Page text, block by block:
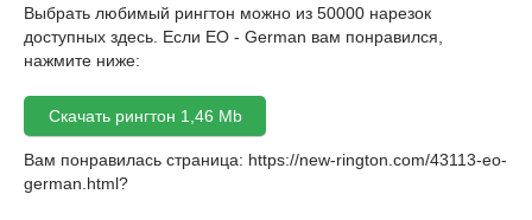
Выбрать любимый рингтон можно из 50000 нарезок
доступных здесь. Если EO - German вам понравился,
нажмите ниже:
Скачать рингтон 1,46 Mb
Вам понравилась страница: https://new-rington.com/43113-eo-
german.html?